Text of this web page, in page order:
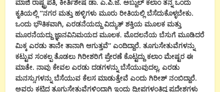
ಮಾಜಿ ರಾಷ್ಟ್ರಪತಿ, ಕೀರ್ತಿಶೇಷ ಡಾ. ಎ.ಪಿ.ಜೆ. ಅಬ್ದುಲ್ ಕಲಾಂ ತನ್ನ ಒಂದು
ಕೃತಿಯಲ್ಲಿ “ನಗರ ಮತ್ತು ಹಳ್ಳಿಗಳು ಮೂರು ರೀತಿಯಲ್ಲಿ ಬೆಸೆದುಕೊಳ್ಳಬೇಕು.
ಒಂದು ಭೌತಿಕವಾಗಿ, ಎರಡನೆಯದ್ದು ವಿದ್ಯುತ್ ಶಕ್ತಿಯ ಮೂಲಕ ಮತ್ತು
ಮೂರನೆಯದ್ದು ಜ್ಞಾನವಿನಿಮಯದ ಮೂಲಕ. ಮೊದಲನೆಯ ಬೆಸುಗೆ ಮೂಡಿದರೆ
ಮಿಕ್ಕ ಎರಡು ತಾನೇ ತಾನಾಗಿ ಆಗುತ್ತವೆ” ಎಂದಿದ್ದಾರೆ. ತೂಗುಸೇತುವೆಗಳನ್ನು
ಕಟ್ಟುವ ಸಂಕಲ್ಪ ತೊಡಲು ಗಿರೀಶರಿಗೆ ಪ್ರೇರಣೆ ಕೊಟ್ಟದ್ದು ಕಲಾಂ ಮೇಷ್ಟರ ಈ
ಮಾತೇ. ನಾವು ಕೇವಲ ಎರಡು ದಡಗಳನ್ನು ಬೆಸೆಯುವುದಲ್ಲ, ಎರಡು
ಮನಸ್ಸುಗಳನ್ನು ಬೆಸೆಯುವ ಕೆಲಸ ಮಾಡುತ್ತೇವೆ ಎಂದು ಗಿರೀಶ್ ನಂಬಿದ್ದಾರೆ.
ಅವರು ಕಟ್ಟಿದ ತೂಗುಸೇತುವೆಗಳಿಂದಾಗಿ ಇಂದು ದ್ವೀಪಗಳಂತಿದ್ದ ಪ್ರದೇಶಗಳು